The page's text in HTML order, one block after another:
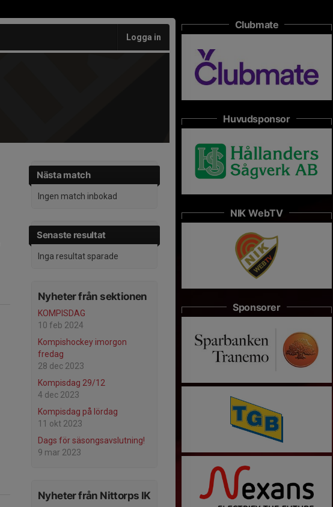
Logga in
Nästa match
Ingen match inbokad
Senaste resultat
Inga resultat sparade
Nyheter från sektionen
KOMPISDAG
10 feb 2024
Kompishockey imorgon
fredag
28 dec 2023
Kompisdag 29/12
4 dec 2023
Kompisdag på lördag
11 okt 2023
Dags för säsongsavslutning!
9 mar 2023
Nyheter från Nittorps IK
Clubmate
Huvudsponsor
NIK WebTV
Sponsorer